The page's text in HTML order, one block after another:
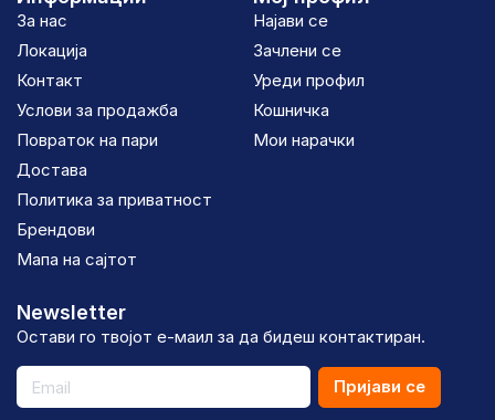
За нас
Локација
Контакт
Услови за продажба
Повраток на пари
Достава
Политика за приватност
Брендови
Мапа на сајтот
Најави се
Зачлени се
Уреди профил
Кошничка
Мои нарачки
Newsletter
Остави го твојот е-маил за да бидеш контактиран.
Пријави се